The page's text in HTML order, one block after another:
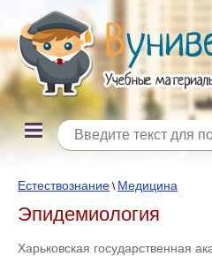
Естествознание \ Медицина
Эпидемиология
Харьковская государственная